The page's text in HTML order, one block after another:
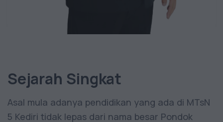
Sejarah Singkat
Asal mula adanya pendidikan yang ada di MTsN
5 Kediri tidak lepas dari nama besar Pondok